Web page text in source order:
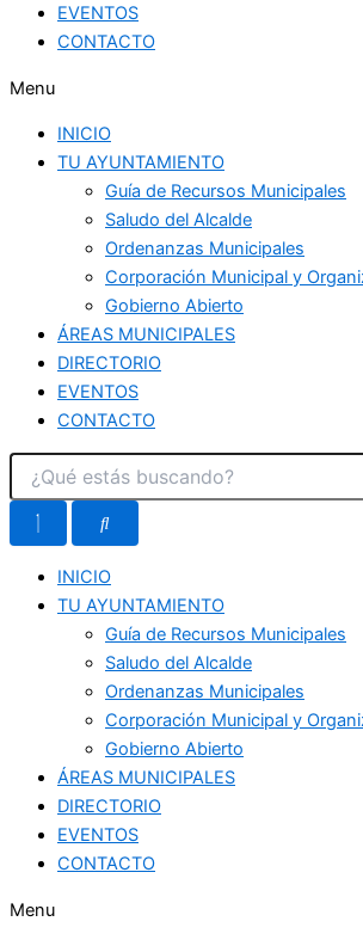
EVENTOS
CONTACTO
Menu
INICIO
TU AYUNTAMIENTO
Guía de Recursos Municipales
Saludo del Alcalde
Ordenanzas Municipales
Corporación Municipal y
Gobierno Abierto
ÁREAS MUNICIPALES
DIRECTORIO
EVENTOS
CONTACTO
INICIO
TU AYUNTAMIENTO
Guía de Recursos Municipales
Saludo del Alcalde
Ordenanzas Municipales
Corporación Municipal y
Gobierno Abierto
ÁREAS MUNICIPALES
DIRECTORIO
EVENTOS
CONTACTO
Menu